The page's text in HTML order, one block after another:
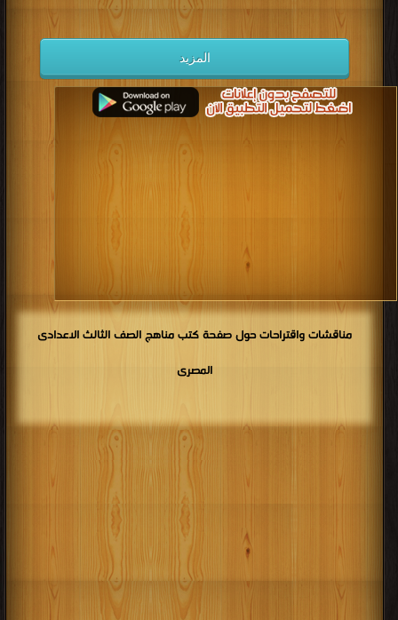
المزيد
مناقشات واقتراحات حول صفحة كتب مناهج الصف الثالث الاعدادى
المصرى